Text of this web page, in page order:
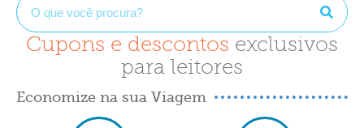
Cupons e descontos exclusivos
para leitores
Economize na sua Viagem